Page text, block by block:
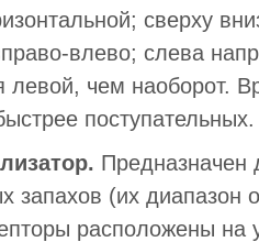
сверху
влево; слева
левой, чем наоборот.
поступательных.
Предназначен
запахов (их диапазон
расположены на